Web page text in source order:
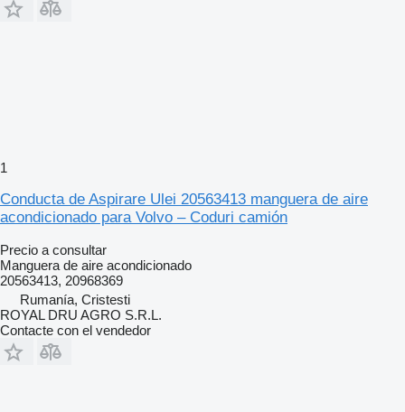
1
Conducta de Aspirare Ulei 20563413 manguera de aire
acondicionado para Volvo – Coduri camión
Precio a consultar
Manguera de aire acondicionado
20563413, 20968369
Rumanía, Cristesti
ROYAL DRU AGRO S.R.L.
Contacte con el vendedor